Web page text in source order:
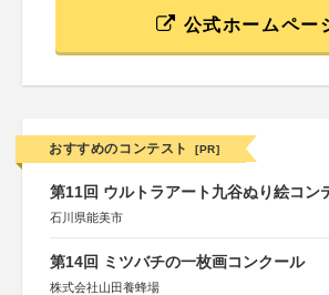
公式ホームペー
おすすめのコンテスト [PR]
第11回 ウルトラアート九谷ぬり絵コン
石川県能美市
第14回 ミツバチの一枚画コンクール
株式会社山田養蜂場